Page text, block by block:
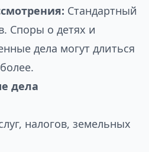
Стандартный
Споры о детях и
дела могут длиться
дела
налогов, земельных